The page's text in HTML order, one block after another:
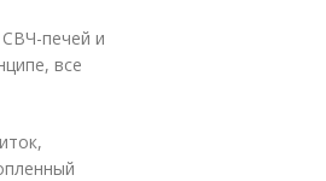
печей и
все